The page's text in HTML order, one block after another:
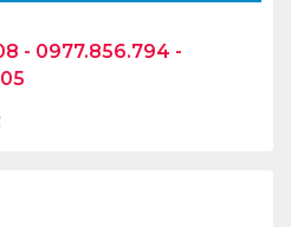
- 0977.856.794 -